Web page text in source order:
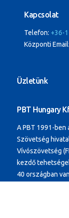
Kapcsolat
Telefon: +36-
Központi Email:
Üzletünk
PBT Hungary
A PBT 1991-ben
Szövetség
Vívószövetség
kezdő
40 országban